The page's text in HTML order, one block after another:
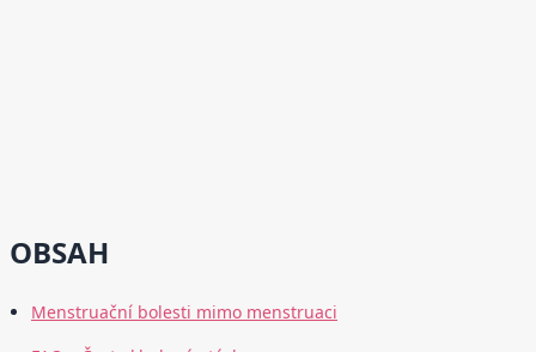
OBSAH
Menstruační bolesti mimo menstruaci